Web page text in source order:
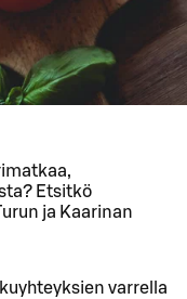
Etsitkö
ja Kaarinan
varrella